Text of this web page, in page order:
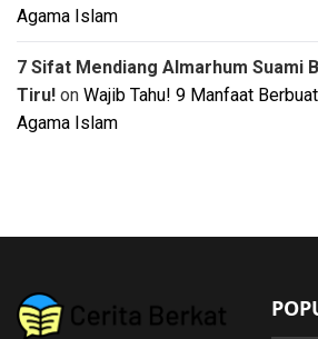
Agama Islam
7 Sifat Mendiang Almarhum Suami
Tiru! on Wajib Tahu! 9 Manfaat
Agama Islam